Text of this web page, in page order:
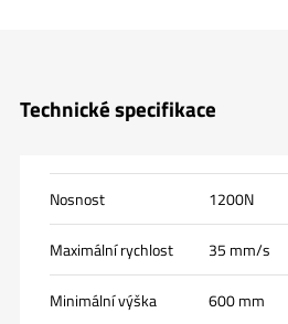
Technické specifikace
Nosnost 1200N
Maximální rychlost 35 mm/s
Minimální výška 600 mm